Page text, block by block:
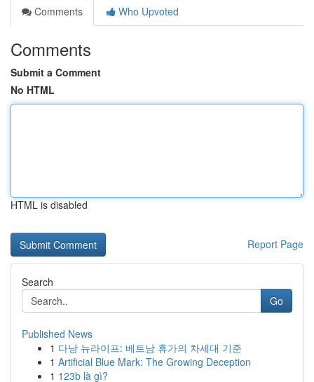
Comments
Who Upvoted
Comments
Submit a Comment
No HTML
HTML is disabled
Report Page
Search
Go
Published News
1 다낭 뉴라이프: 베트남 휴가의 차세대 기준
1 Artificial Blue Mark: The Growing Deception
1 123b là gì?